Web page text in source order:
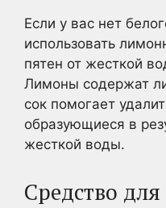
Если у вас нет
использовать
пятен от жесткой
Лимоны содержат
сок помогает
образующиеся в
жесткой воды.
Средство